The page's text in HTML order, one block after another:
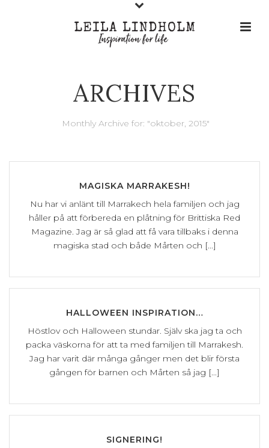
ARCHIVES
Monthly Archive for: "oktober, 2015"
MAGISKA MARRAKESH!
Nu har vi anlänt till Marrakech hela familjen och jag
håller på att förbereda en plåtning för Brittiska Red
Magazine. Jag är så glad att få vara tillbaks i denna
magiska stad och både Mårten och [...]
HALLOWEEN INSPIRATION…
Höstlov och Halloween stundar. Själv ska jag ta och
packa väskorna för att ta med familjen till Marrakesh.
Jag har varit där många gånger men det blir första
gången för barnen och Mårten så jag [...]
SIGNERING!